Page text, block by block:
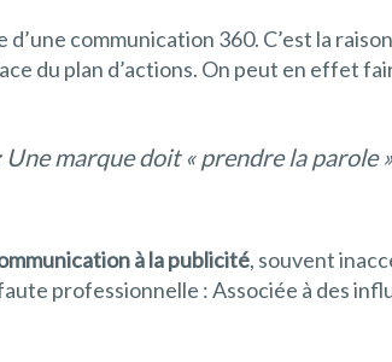
communication 360. C’est la
du plan d’actions. On peut en effet
marque doit « prendre la parole
à la publicité, souvent
professionnelle : Associée à des